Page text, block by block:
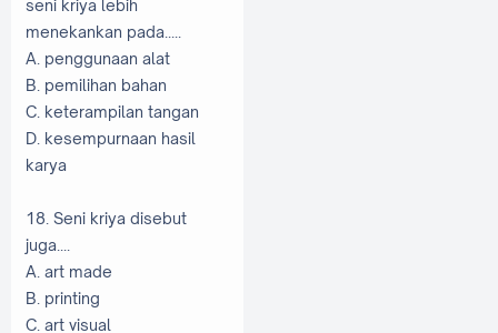
seni kriya lebih
menekankan pada.....
A. penggunaan alat
B. pemilihan bahan
C. keterampilan tangan
D. kesempurnaan hasil
karya
18. Seni kriya disebut
juga....
A. art made
B. printing
C. art visual